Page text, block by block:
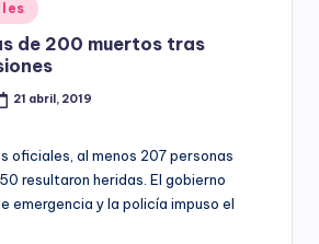
de 200 muertos tras
21 abril, 2019
oficiales, al menos 207 personas
resultaron heridas. El gobierno
emergencia y la policía impuso el